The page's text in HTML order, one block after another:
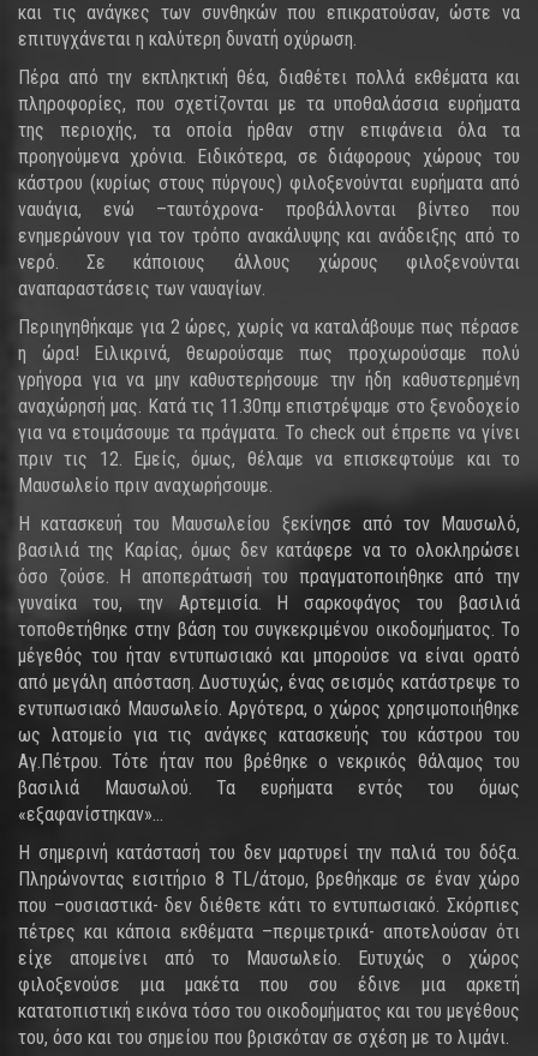
και τις ανάγκες των συνθηκών που επικρατούσαν, ώστε να
επιτυγχάνεται η καλύτερη δυνατή οχύρωση.
Πέρα από την εκπληκτική θέα, διαθέτει πολλά εκθέματα και
πληροφορίες, που σχετίζονται με τα υποθαλάσσια ευρήματα
της περιοχής, τα οποία ήρθαν στην επιφάνεια όλα τα
προηγούμενα χρόνια. Ειδικότερα, σε διάφορους χώρους του
κάστρου (κυρίως στους πύργους) φιλοξενούνται ευρήματα από
ναυάγια, ενώ –ταυτόχρονα- προβάλλονται βίντεο που
ενημερώνουν για τον τρόπο ανακάλυψης και ανάδειξης από το
νερό. Σε κάποιους άλλους χώρους φιλοξενούνται
αναπαραστάσεις των ναυαγίων.
Περιηγηθήκαμε για 2 ώρες, χωρίς να καταλάβουμε πως πέρασε
η ώρα! Ειλικρινά, θεωρούσαμε πως προχωρούσαμε πολύ
γρήγορα για να μην καθυστερήσουμε την ήδη καθυστερημένη
αναχώρησή μας. Κατά τις 11.30πμ επιστρέψαμε στο ξενοδοχείο
για να ετοιμάσουμε τα πράγματα. Το check out έπρεπε να γίνει
πριν τις 12. Εμείς, όμως, θέλαμε να επισκεφτούμε και το
Μαυσωλείο πριν αναχωρήσουμε.
Η κατασκευή του Μαυσωλείου ξεκίνησε από τον Μαυσωλό,
βασιλιά της Καρίας, όμως δεν κατάφερε να το ολοκληρώσει
όσο ζούσε. Η αποπεράτωσή του πραγματοποιήθηκε από την
γυναίκα του, την Αρτεμισία. Η σαρκοφάγος του βασιλιά
τοποθετήθηκε στην βάση του συγκεκριμένου οικοδομήματος. Το
μέγεθός του ήταν εντυπωσιακό και μπορούσε να είναι ορατό
από μεγάλη απόσταση. Δυστυχώς, ένας σεισμός κατάστρεψε το
εντυπωσιακό Μαυσωλείο. Αργότερα, ο χώρος χρησιμοποιήθηκε
ως λατομείο για τις ανάγκες κατασκευής του κάστρου του
Αγ.Πέτρου. Τότε ήταν που βρέθηκε ο νεκρικός θάλαμος του
βασιλιά Μαυσωλού. Τα ευρήματα εντός του όμως
«εξαφανίστηκαν»…
Η σημερινή κατάστασή του δεν μαρτυρεί την παλιά του δόξα.
Πληρώνοντας εισιτήριο 8 TL/άτομο, βρεθήκαμε σε έναν χώρο
που –ουσιαστικά- δεν διέθετε κάτι το εντυπωσιακό. Σκόρπιες
πέτρες και κάποια εκθέματα –περιμετρικά- αποτελούσαν ότι
είχε απομείνει από το Μαυσωλείο. Ευτυχώς ο χώρος
φιλοξενούσε μια μακέτα που σου έδινε μια αρκετή
κατατοπιστική εικόνα τόσο του οικοδομήματος και του μεγέθους
του, όσο και του σημείου που βρισκόταν σε σχέση με το λιμάνι.